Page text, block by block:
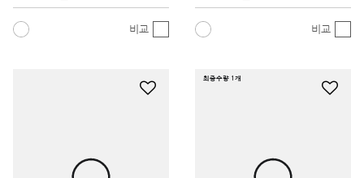
비교 비교
최종수량 1개